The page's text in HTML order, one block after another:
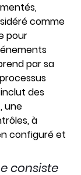
comme
pour
par sa
des
une
à
configuré et
consiste